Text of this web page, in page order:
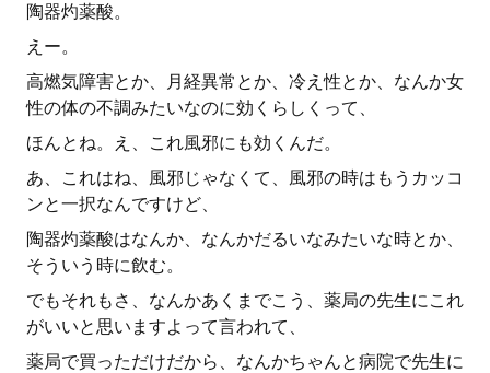
陶器灼薬酸。
えー。
高燃気障害とか、月経異常とか、冷え性とか、なんか女
性の体の不調みたいなのに効くらしくって、
ほんとね。え、これ風邪にも効くんだ。
あ、これはね、風邪じゃなくて、風邪の時はもうカッコ
ンと一択なんですけど、
陶器灼薬酸はなんか、なんかだるいなみたいな時とか、
そういう時に飲む。
でもそれもさ、なんかあくまでこう、薬局の先生にこれ
がいいと思いますよって言われて、
薬局で買っただけだから、なんかちゃんと病院で先生に